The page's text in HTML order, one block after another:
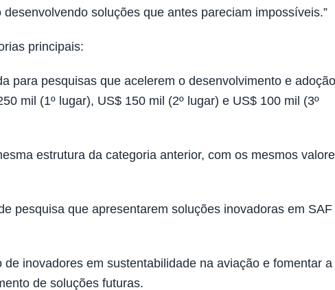
soluções que antes pareciam impossíveis.”
principais:
para pesquisas que acelerem o desenvolvimento e
mil (1º lugar), US$ 150 mil (2º lugar) e US$ 100 mil (3º
estrutura da categoria anterior, com os mesmos
pesquisa que apresentarem soluções inovadoras em SAF
inovadores em sustentabilidade na aviação e fomentar a
de soluções futuras.